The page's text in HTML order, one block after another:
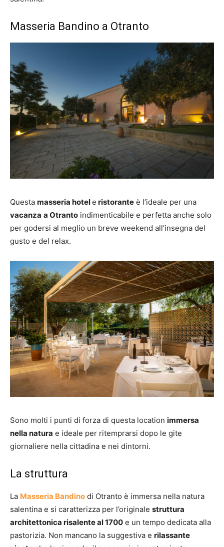
Masseria Bandino a Otranto
Questa masseria hotele ristorante è l’ideale per una
vacanza a Otranto indimenticabile e perfetta anche solo
per godersi al meglio un breve weekend all’insegna del
gusto e del relax.
Sono molti i punti di forza di questa location immersa
nella natura e ideale per ritemprarsi dopo le gite
giornaliere nella cittadina e nei dintorni.
La struttura
La Masseria Bandino di Otranto è immersa nella natura
salentina e si caratterizza per l’originale struttura
architettonica risalente al 1700 e un tempo dedicata alla
pastorizia. Non mancano la suggestiva e rilassante